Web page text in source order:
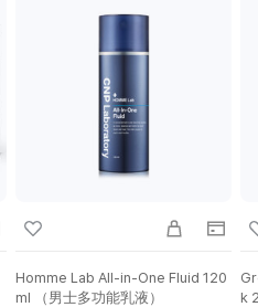
Homme Lab All-in-One Fluid 120
ml （男士多功能乳液）
k